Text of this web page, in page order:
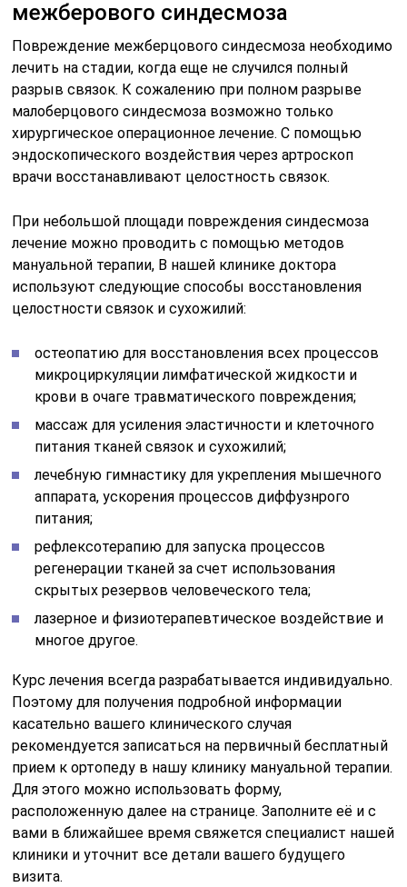
межберового синдесмоза
Повреждение межберцового синдесмоза необходимо
лечить на стадии, когда еще не случился полный
разрыв связок. К сожалению при полном разрыве
малоберцового синдесмоза возможно только
хирургическое операционное лечение. С помощью
эндоскопического воздействия через артроскоп
врачи восстанавливают целостность связок.
При небольшой площади повреждения синдесмоза
лечение можно проводить с помощью методов
мануальной терапии, В нашей клинике доктора
используют следующие способы восстановления
целостности связок и сухожилий:
остеопатию для восстановления всех процессов
микроциркуляции лимфатической жидкости и
крови в очаге травматического повреждения;
массаж для усиления эластичности и клеточного
питания тканей связок и сухожилий;
лечебную гимнастику для укрепления мышечного
аппарата, ускорения процессов диффузнрого
питания;
рефлексотерапию для запуска процессов
регенерации тканей за счет использования
скрытых резервов человеческого тела;
лазерное и физиотерапевтическое воздействие и
многое другое.
Курс лечения всегда разрабатывается индивидуально.
Поэтому для получения подробной информации
касательно вашего клинического случая
рекомендуется записаться на первичный бесплатный
прием к ортопеду в нашу клинику мануальной терапии.
Для этого можно использовать форму,
расположенную далее на странице. Заполните её и с
вами в ближайшее время свяжется специалист нашей
клиники и уточнит все детали вашего будущего
визита.